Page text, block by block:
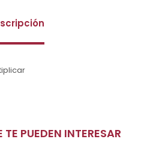
TE PUEDEN INTERESAR